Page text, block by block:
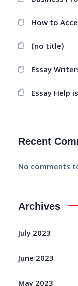
How to
(no title)
Essay
Essay Help
Recent
No comments
Archives
July 2023
June 2023